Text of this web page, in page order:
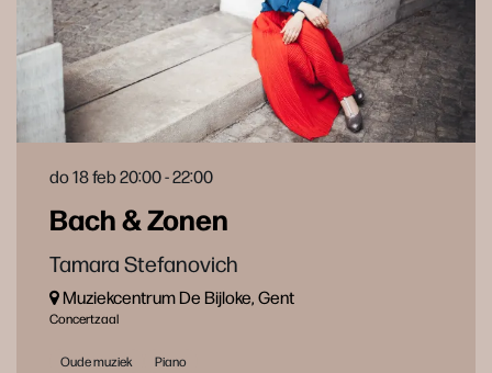
Bach & Zonen
Tamara Stefanovich
do 18 feb20:00 - 22:00
Muziekcentrum De Bijloke, Gent
Concertzaal
Oude muziek Piano